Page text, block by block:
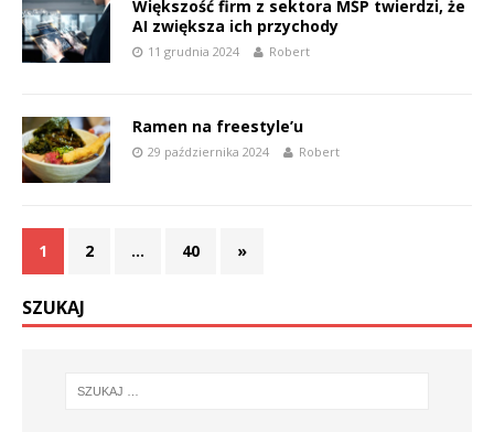
Większość firm z sektora MŚP twierdzi, że
AI zwiększa ich przychody
11 grudnia 2024 Robert
Ramen na freestyle’u
29 października 2024 Robert
1 2 … 40 »
SZUKAJ